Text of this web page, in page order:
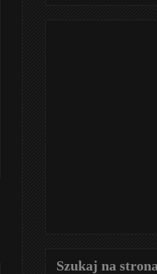
Szukaj na